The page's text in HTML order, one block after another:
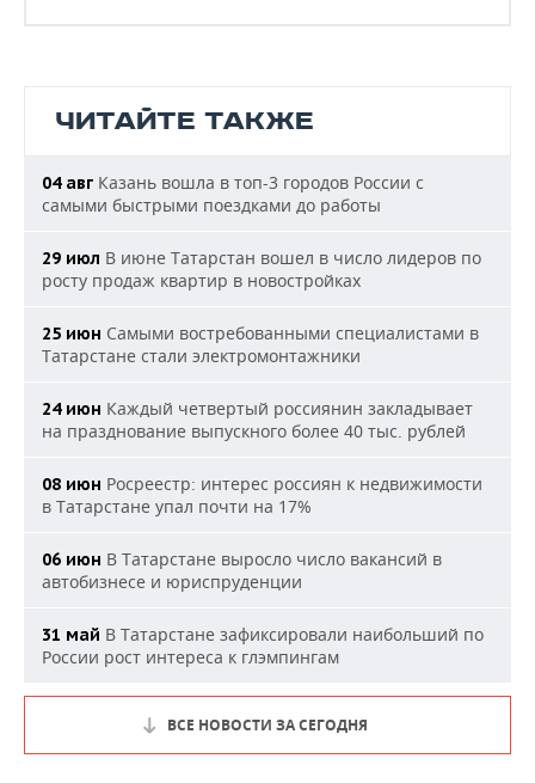
ЧИТАЙТЕ ТАКЖЕ
04 авг Казань вошла в топ-3 городов России с
самыми быстрыми поездками до работы
29 июл В июне Татарстан вошел в число лидеров по
росту продаж квартир в новостройках
25 июн Самыми востребованными специалистами в
Татарстане стали электромонтажники
24 июн Каждый четвертый россиянин закладывает
на празднование выпускного более 40 тыс. рублей
08 июн Росреестр: интерес россиян к недвижимости
в Татарстане упал почти на 17%
06 июн В Татарстане выросло число вакансий в
автобизнесе и юриспруденции
31 май В Татарстане зафиксировали наибольший по
России рост интереса к глэмпингам
ВСЕ НОВОСТИ ЗА СЕГОДНЯ